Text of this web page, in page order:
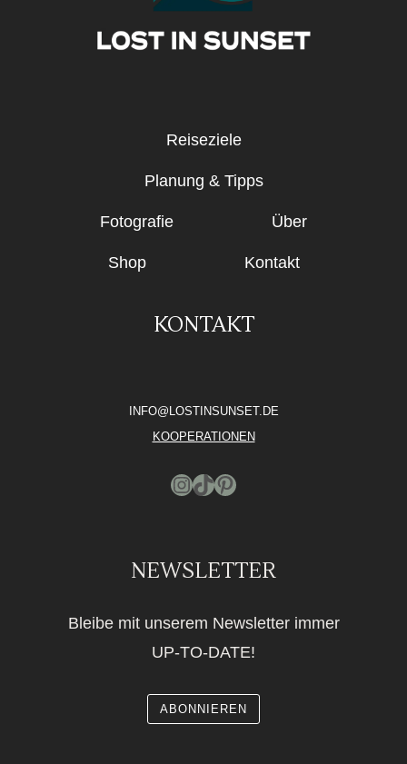
Reiseziele
Planung & Tipps
Fotografie Über
Shop Kontakt
KONTAKT
INFO@LOSTINSUNSET.DE
KOOPERATIONEN
Instagram
TikTok
Pinterest
NEWSLETTER
Bleibe mit unserem Newsletter immer
UP-TO-DATE!
ABONNIEREN